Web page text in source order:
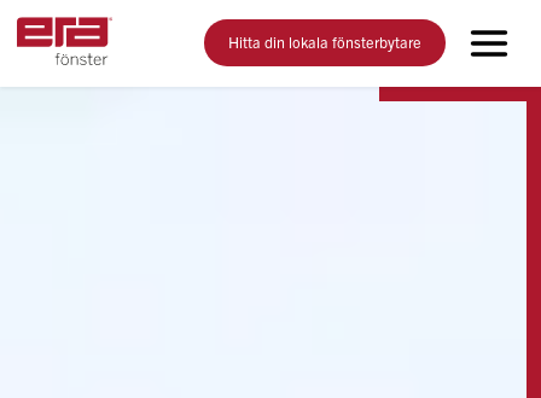
Hitta din lokala fönsterbytare